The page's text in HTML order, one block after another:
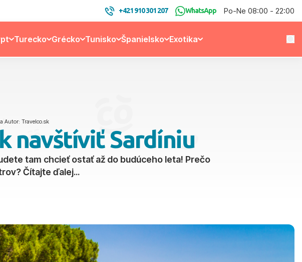
+421 910 301 207 WhatsApp Po-Ne 08:00 - 22:00
Turecko Grécko Tunisko Španielsko Exotika
Autor: Travelco.sk
navštíviť Sardíniu
tam chcieť ostať až do budúceho leta! Prečo
Čítajte ďalej...